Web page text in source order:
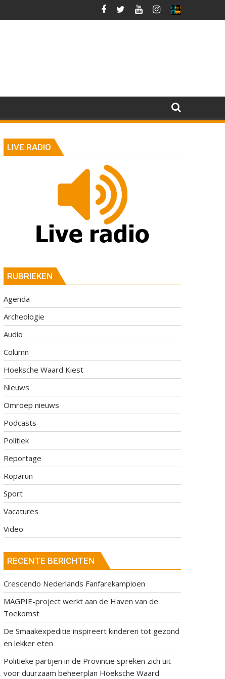
LIVE RADIO
RUBRIEKEN
Agenda
Archeologie
Audio
Column
Hoeksche Waard Kiest
Nieuws
Omroep nieuws
Podcasts
Politiek
Reportage
Roparun
Sport
Vacatures
Video
RECENTE BERICHTEN
Crescendo Nederlands Fanfarekampioen
MAGPIE-project werkt aan de Haven van de
Toekomst
De Smaakexpeditie inspireert kinderen tot gezond
en lekker eten
Politieke partijen in de Provincie spreken zich uit
voor duurzaam beheerplan Hoeksche Waard